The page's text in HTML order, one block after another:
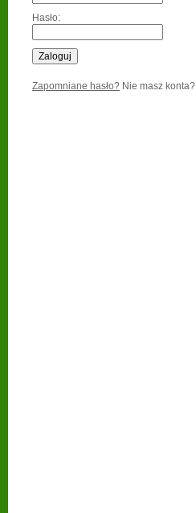
Hasło:
Zapomniane hasło? Nie masz konta?